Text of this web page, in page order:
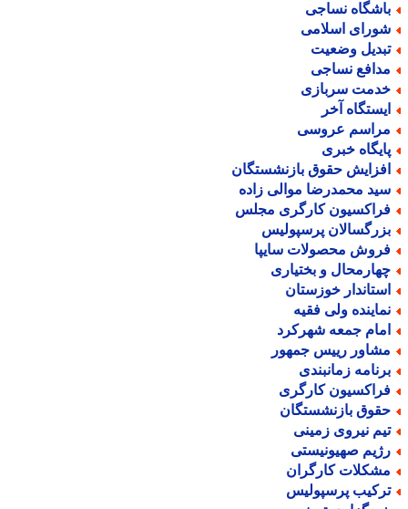
نساجی
اسلامی
وضعیت
نساجی
سربازی
آخر
عروسی
خبری
حقوق بازنشستگان
محمدرضا موالی زاده
کارگری مجلس
پرسپولیس
محصولات سایپا
و بختیاری
خوزستان
ولی فقیه
جمعه شهرکرد
رییس جمهور
زمانبندی
کارگری
بازنشستگان
نیروی زمینی
صهیونیستی
کارگران
پرسپولیس